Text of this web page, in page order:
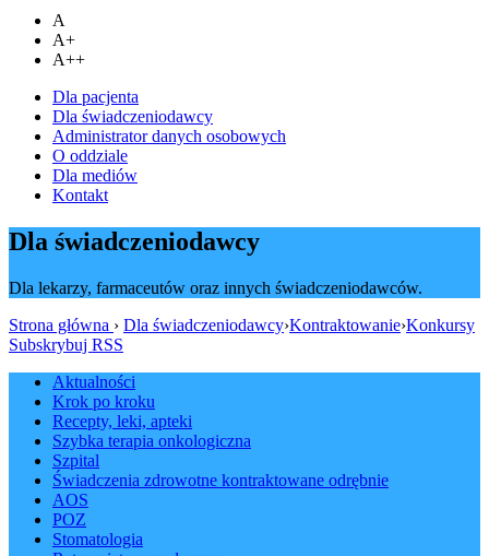
A
A+
A++
Dla pacjenta
Dla świadczeniodawcy
Administrator danych osobowych
O oddziale
Dla mediów
Kontakt
Dla świadczeniodawcy
Dla lekarzy, farmaceutów oraz innych świadczeniodawców.
Strona główna › Dla świadczeniodawcy›Kontraktowanie›Konkursy
Subskrybuj RSS
Aktualności
Krok po kroku
Recepty, leki, apteki
Szybka terapia onkologiczna
Szpital
Świadczenia zdrowotne kontraktowane odrębnie
AOS
POZ
Stomatologia